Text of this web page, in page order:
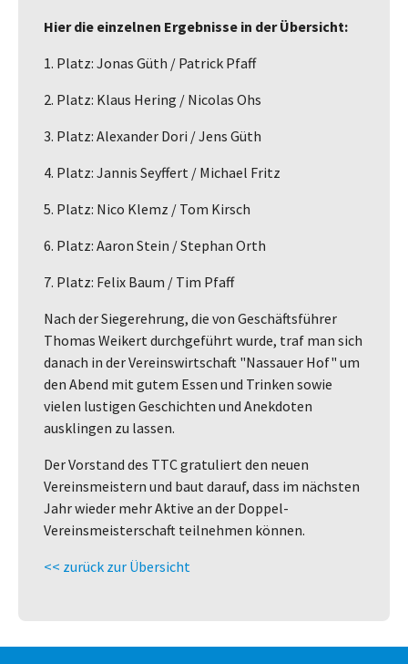
Hier die einzelnen Ergebnisse in der Übersicht:
1. Platz: Jonas Güth / Patrick Pfaff
2. Platz: Klaus Hering / Nicolas Ohs
3. Platz: Alexander Dori / Jens Güth
4. Platz: Jannis Seyffert / Michael Fritz
5. Platz: Nico Klemz / Tom Kirsch
6. Platz: Aaron Stein / Stephan Orth
7. Platz: Felix Baum / Tim Pfaff
Nach der Siegerehrung, die von Geschäftsführer
Thomas Weikert durchgeführt wurde, traf man sich
danach in der Vereinswirtschaft "Nassauer Hof" um
den Abend mit gutem Essen und Trinken sowie
vielen lustigen Geschichten und Anekdoten
ausklingen zu lassen.
Der Vorstand des TTC gratuliert den neuen
Vereinsmeistern und baut darauf, dass im nächsten
Jahr wieder mehr Aktive an der Doppel-
Vereinsmeisterschaft teilnehmen können.
<< zurück zur Übersicht